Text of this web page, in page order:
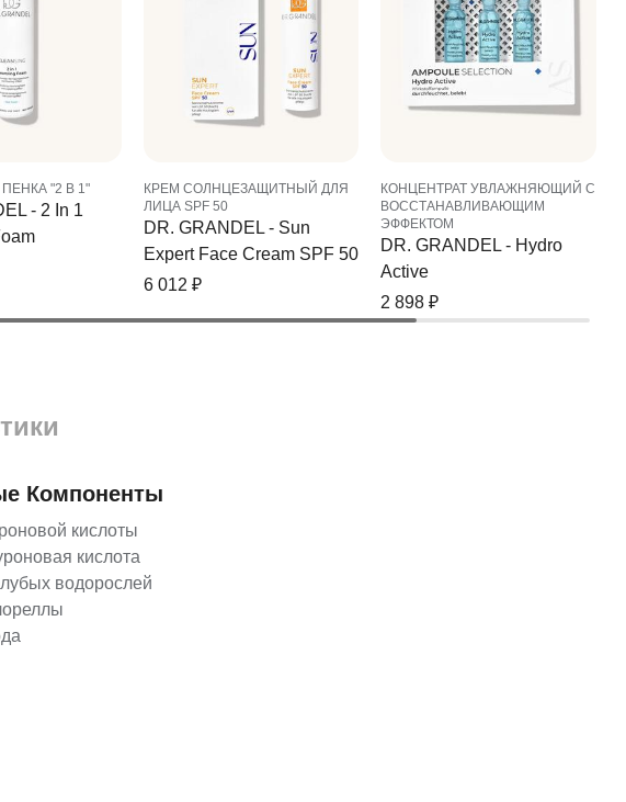
"2 В 1"
- 2 In 1
КРЕМ СОЛНЦЕЗАЩИТНЫЙ ДЛЯ
ЛИЦА SPF 50
DR. GRANDEL - Sun
Expert Face Cream SPF 50
6 012 ₽
КОНЦЕНТРАТ УВЛАЖНЯЮЩИЙ С
ВОССТАНАВЛИВАЮЩИМ
ЭФФЕКТОМ
DR. GRANDEL - Hydro
Active
2 898 ₽
Компоненты
кислоты
кислота
водорослей